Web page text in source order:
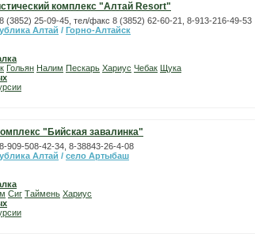
комплекс "Алтай Resort"
8 (3852) 25-09-45, тел/факс 8 (3852) 62-60-21, 8-913-216-49-53
Алтай / Горно-Алтайск
Гольян Налим Пескарь Хариус Чебак Щука
"Бийская завалинка"
8-909-508-42-34, 8-38843-26-4-08
Алтай / село Артыбаш
Сиг Таймень Хариус